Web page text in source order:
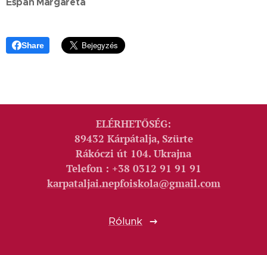
Share
ELÉRHETŐSÉG:
89432 Kárpátalja, Szürte
Rákóczi út 104. Ukrajna
Telefon : +38 0312 91 91 91
karpataljai.nepfoiskola@gmail.com
Rólunk